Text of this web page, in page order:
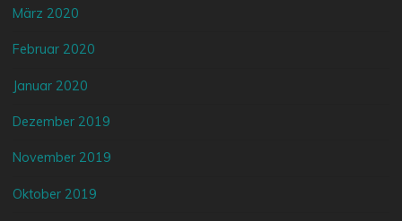
März 2020
Februar 2020
Januar 2020
Dezember 2019
November 2019
Oktober 2019